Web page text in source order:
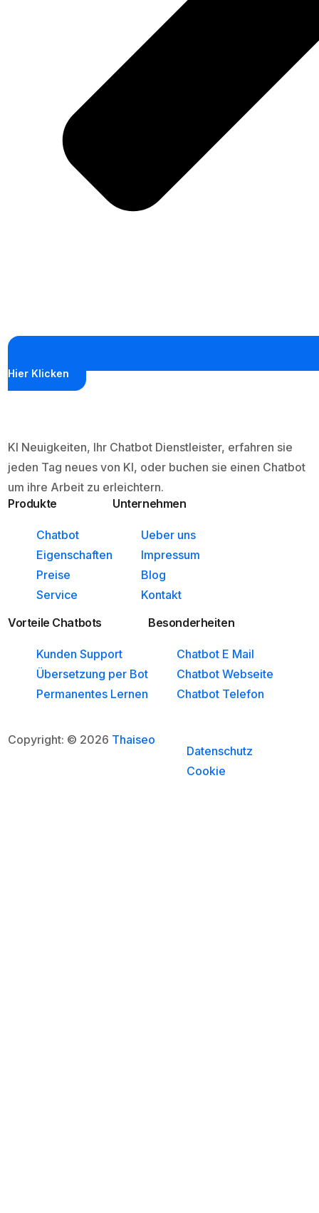
Hier Klicken
KI Neuigkeiten, Ihr Chatbot Dienstleister, erfahren sie
jeden Tag neues von KI, oder buchen sie einen Chatbot
um ihre Arbeit zu erleichtern.
Produkte
Chatbot
Eigenschaften
Preise
Service
Unternehmen
Ueber uns
Impressum
Blog
Kontakt
Vorteile Chatbots
Kunden Support
Übersetzung per Bot
Permanentes Lernen
Besonderheiten
Chatbot E Mail
Chatbot Webseite
Chatbot Telefon
Copyright: © 2026 Thaiseo
Datenschutz
Cookie